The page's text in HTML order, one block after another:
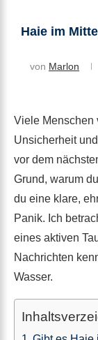
Haie im
von Marlon
Viele Menschen
Unsicherheit
vor dem
Grund, warum
du eine klare,
Panik. Ich
eines aktiven
Nachrichten
Wasser.